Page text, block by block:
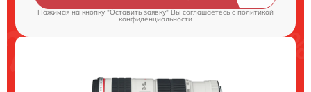
Нажимая на кнопку "Оставить заявку" Вы соглашаетесь cполитикой
конфиденциальности